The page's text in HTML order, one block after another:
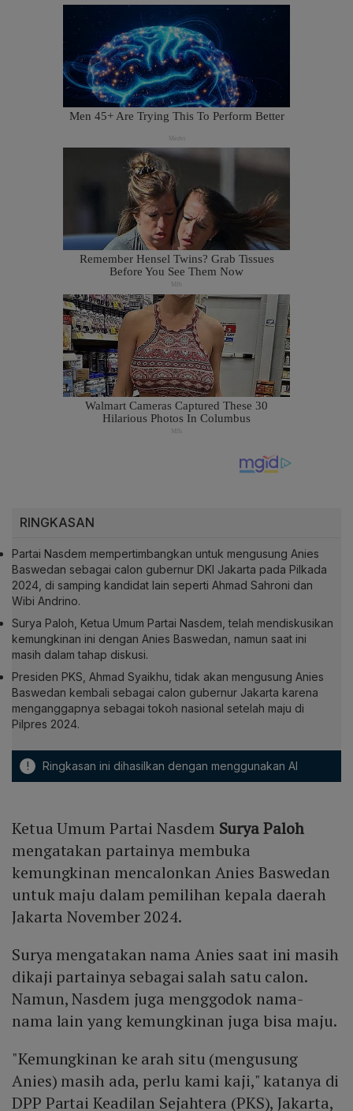
RINGKASAN
Partai Nasdem mempertimbangkan untuk mengusung Anies
Baswedan sebagai calon gubernur DKI Jakarta pada Pilkada
2024, di samping kandidat lain seperti Ahmad Sahroni dan
Wibi Andrino.
Surya Paloh, Ketua Umum Partai Nasdem, telah mendiskusikan
kemungkinan ini dengan Anies Baswedan, namun saat ini
masih dalam tahap diskusi.
Presiden PKS, Ahmad Syaikhu, tidak akan mengusung Anies
Baswedan kembali sebagai calon gubernur Jakarta karena
menganggapnya sebagai tokoh nasional setelah maju di
Pilpres 2024.
! Ringkasan ini dihasilkan dengan menggunakan AI
Ketua Umum Partai Nasdem Surya Paloh
mengatakan partainya membuka
kemungkinan mencalonkan Anies Baswedan
untuk maju dalam pemilihan kepala daerah
Jakarta November 2024.
Surya mengatakan nama Anies saat ini masih
dikaji partainya sebagai salah satu calon.
Namun, Nasdem juga menggodok nama-
nama lain yang kemungkinan juga bisa maju.
"Kemungkinan ke arah situ (mengusung
Anies) masih ada, perlu kami kaji," katanya di
DPP Partai Keadilan Sejahtera (PKS), Jakarta,